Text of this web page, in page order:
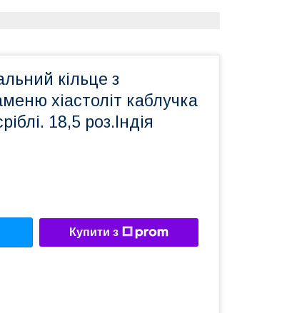
кільце з
хіастоліт каблучка
18,5 роз.Індія
Купити з